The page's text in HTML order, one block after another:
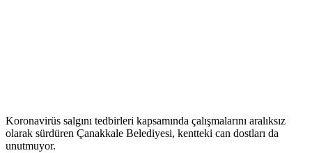
Koronavirüs salgını tedbirleri kapsamında çalışmalarını aralıksız
olarak sürdüren Çanakkale Belediyesi, kentteki can dostları da
unutmuyor.